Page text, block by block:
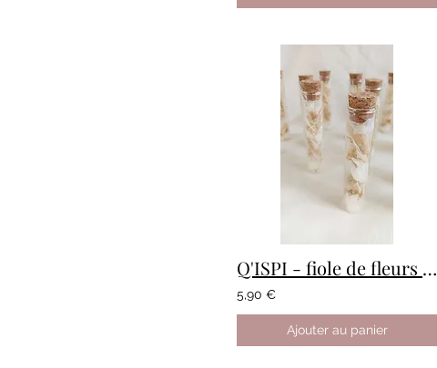
Q'ISPI - fiole de fleurs séchées
5,90 €
Ajouter au panier